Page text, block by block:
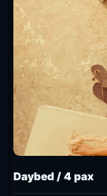
Friday
Dikenal
eat buffet